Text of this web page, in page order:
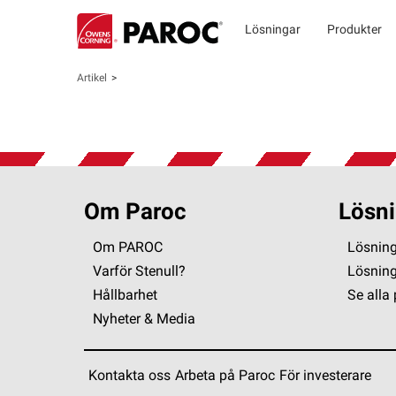
Lösningar Produkter
Artikel
Om Paroc
Om PAROC
Varför Stenull?
Hållbarhet
Nyheter & Media
Se alla
Kontakta oss Arbeta på Paroc För investerare